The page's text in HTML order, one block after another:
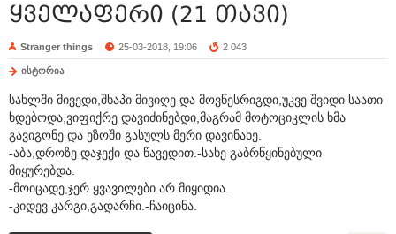
ყველაფერი (21 თავი)
Stranger things 25-03-2018, 19:06 2 043
ისტორია
სახლში მივედი,შხაპი მივიღე და მოვწესრიგდი,უკვე შვიდი საათი
ხდებოდა,ვიფიქრე დავიძინებდი,მაგრამ მოტოციკლის ხმა
გავიგონე და ეზოში გასულს მერი დავინახე.
-აბა,დროზე დაჯექი და წავედით.-სახე გაბრწყინებული
მიყურებდა.
-მოიცადე,ჯერ ყვავილები არ მიყიდია.
-კიდევ კარგი,გადარჩი.-ჩაიცინა.